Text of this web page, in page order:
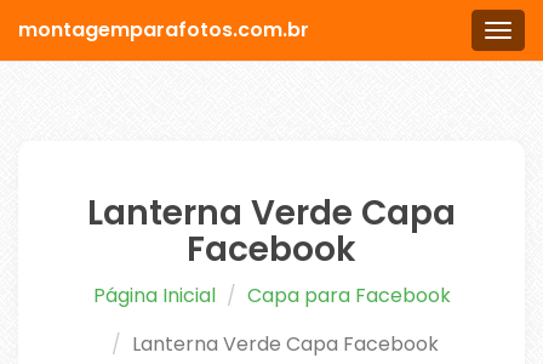
Menu
montagemparafotos.com.br
Lanterna Verde Capa
Facebook
Página Inicial
Capa para Facebook
Lanterna Verde Capa Facebook